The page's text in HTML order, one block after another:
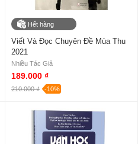
Hết hàng
Viết Và Đọc Chuyên Đề Mùa Thu
2021
Nhiều Tác Giả
189.000 ₫
210.000 ₫ -10%